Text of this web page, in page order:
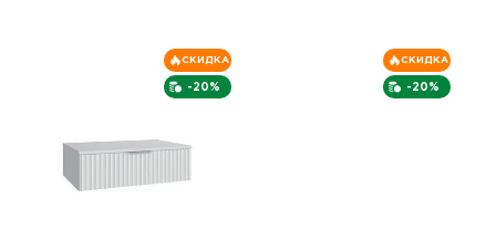
-20%
СКИДКА
-20%
СКИДКА